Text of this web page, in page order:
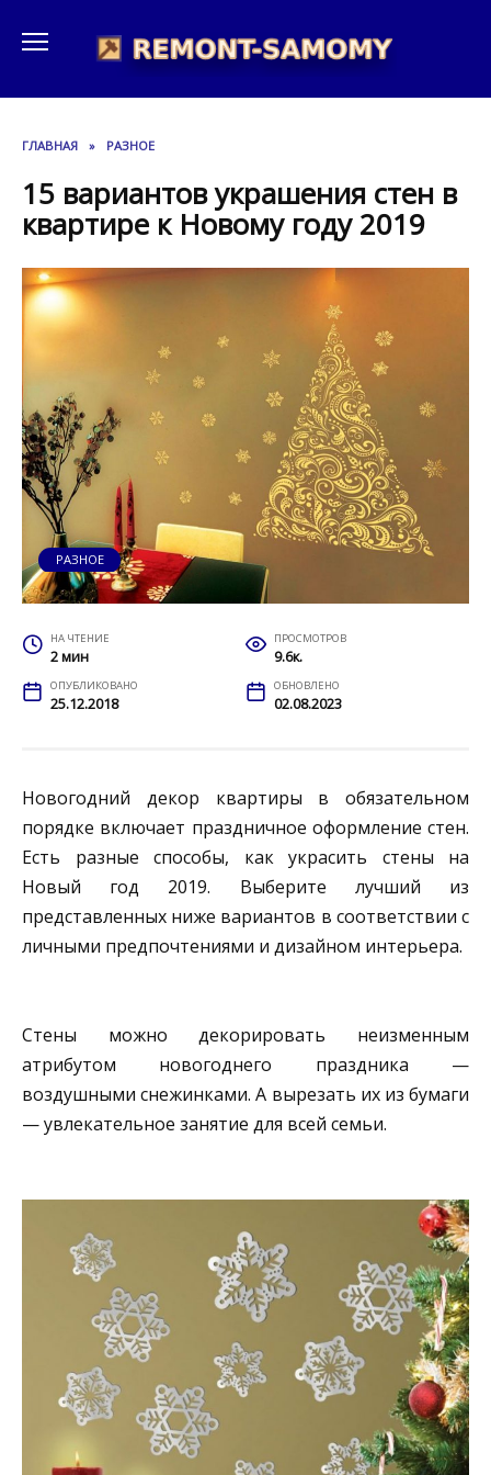
содержанию
ГЛАВНАЯ » РАЗНОЕ
15 вариантов украшения стен в
квартире к Новому году 2019
РАЗНОЕ
НА ЧТЕНИЕ
2 мин
ПРОСМОТРОВ
9.6к.
ОПУБЛИКОВАНО
25.12.2018
ОБНОВЛЕНО
02.08.2023
Новогодний декор квартиры в обязательном
порядке включает праздничное оформление стен.
Есть разные способы, как украсить стены на
Новый год 2019. Выберите лучший из
представленных ниже вариантов в соответствии с
личными предпочтениями и дизайном интерьера.
Стены можно декорировать неизменным
атрибутом новогоднего праздника —
воздушными снежинками. А вырезать их из бумаги
— увлекательное занятие для всей семьи.